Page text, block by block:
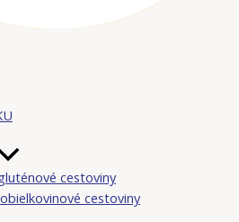
cestoviny
cestoviny